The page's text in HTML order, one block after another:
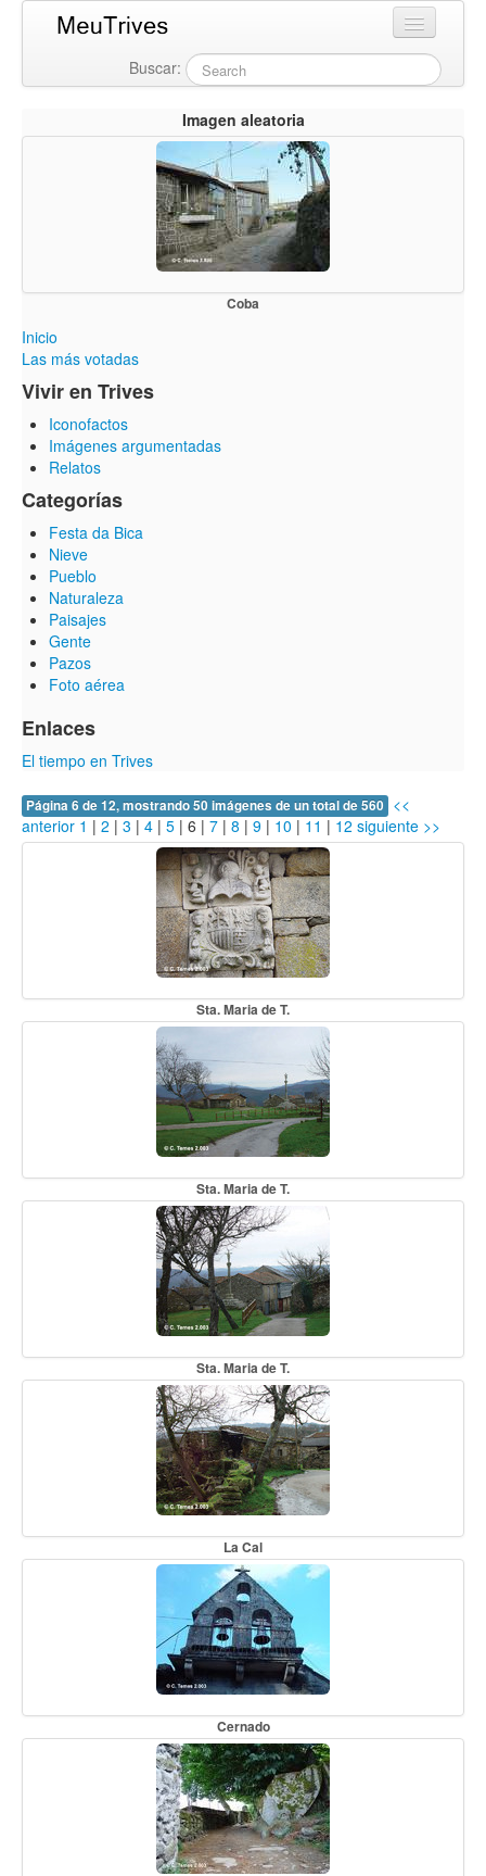
Buscar:
Imagen aleatoria
Coba
Inicio
Las más votadas
Vivir en Trives
Iconofactos
Imágenes argumentadas
Relatos
Categorías
Festa da Bica
Nieve
Pueblo
Naturaleza
Paisajes
Gente
Pazos
Foto aérea
Enlaces
El tiempo en Trives
Página 6 de 12, mostrando 50 imágenes de un total de 560 <<
anterior 1 | 2 | 3 | 4 | 5 | 6 | 7 | 8 | 9 | 10 | 11 | 12 siguiente >>
Sta. Maria de T.
Sta. Maria de T.
Sta. Maria de T.
La Cal
Cernado